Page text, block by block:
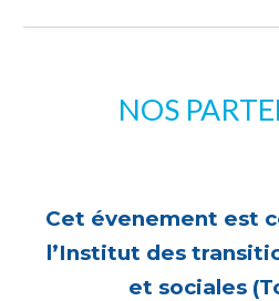
NOS
Cet évenement est
l’Institut des
et sociales